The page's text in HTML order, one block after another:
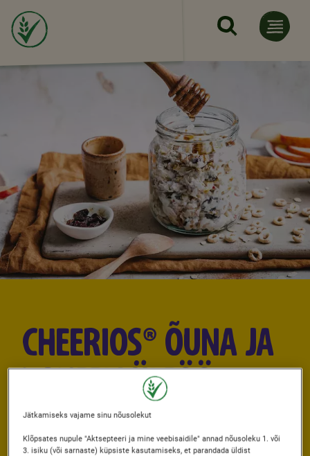
CHEERIOS® ÕUNA JA
KANEELI ÜLEÖÖ
KAERAPUDER
Jätkamiseks vajame sinu nõusolekut
Klõpsates nupule "Aktsepteeri ja mine veebisaidile" annad nõusoleku 1. või
3. isiku (või sarnaste) küpsiste kasutamiseks, et parandada üldist